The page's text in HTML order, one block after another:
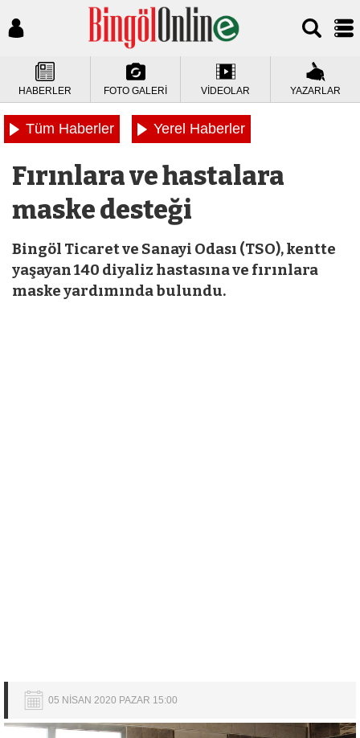
HABERLER FOTO GALERİ VİDEOLAR YAZARLAR
Tüm Haberler Yerel Haberler
Fırınlara ve hastalara
maske desteği
Bingöl Ticaret ve Sanayi Odası (TSO), kentte
yaşayan 140 diyaliz hastasına ve fırınlara
maske yardımında bulundu.
05 NİSAN 2020 PAZAR 15:00